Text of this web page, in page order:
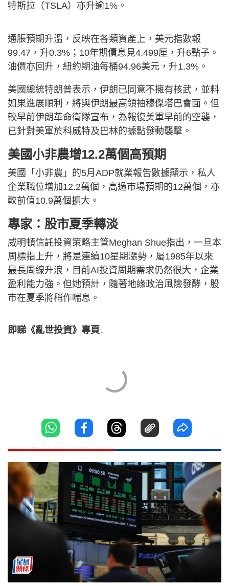
特斯拉（TSLA）亦升逾1%。
通脹預期升溫，反映在各類資產上，美元指數報
99.47，升0.3%；10年期債息見4.499厘，升6點子。
油價亦回升，紐約期油每桶94.96美元，升1.3%。
美國總統特朗普表示，伊朗已同意不擁有核武，並料
如果進展順利，將與伊朗最高領袖穆傑塔巴會面。但
較早前伊朗革命衛隊宣布，為報復美軍早前的空襲，
已針對美軍於科威特及巴林的據點發動襲擊。
美國小非農增12.2萬個高預期
美國「小非農」的5月ADP就業報告數據顯示，私人
企業職位增加12.2萬個，高過市場預期的12萬個，亦
較前值10.9萬個擴大。
專家：股市夏季轉淡
威明頓信託投資策略主管Meghan Shue指出，一旦本
周標指上升，將是連續10星期漲勢，屬1985年以來
最長周線升浪，目前AI投資周期需求仍然很大，企業
盈利能力強。但她預計，隨著地緣政治風險發酵，股
市在夏季將稍作喘息。
即睇《亂世投資》專頁↓